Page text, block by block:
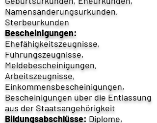
Namensänderungsurkunden,
Sterbeurkunden
Bescheinigungen:
Ehefähigkeitszeugnisse,
Führungszeugnisse,
Meldebescheinigungen,
Arbeitszeugnisse,
Einkommensbescheinigungen,
Bescheinigungen über die Entlassung
aus der Staatsangehörigkeit
Bildungsabschlüsse: Diplome,